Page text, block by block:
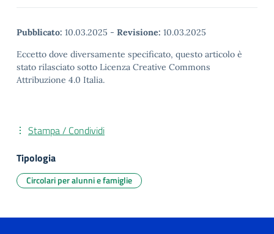
Pubblicato: 10.03.2025 - Revisione: 10.03.2025
Eccetto dove diversamente specificato, questo articolo è
stato rilasciato sotto Licenza Creative Commons
Attribuzione 4.0 Italia.
Stampa / Condividi
Tipologia
Circolari per alunni e famiglie